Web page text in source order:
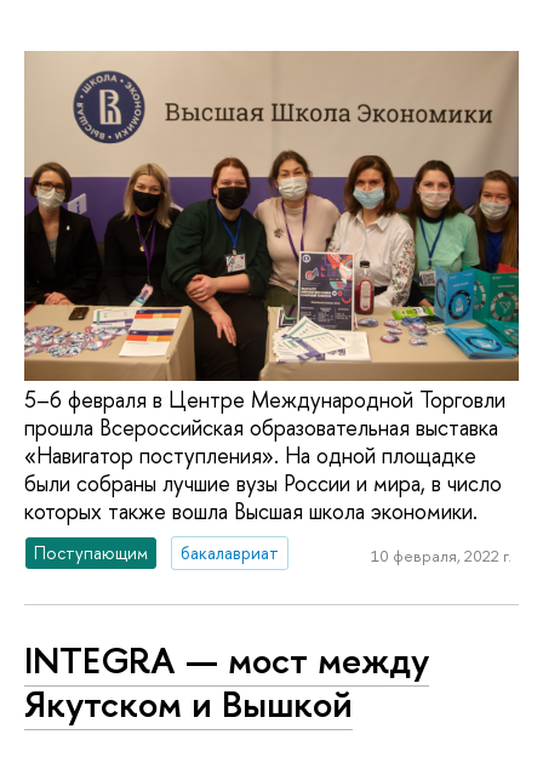
5–6 февраля в Центре Международной Торговли
прошла Всероссийская образовательная выставка
«Навигатор поступления». На одной площадке
были собраны лучшие вузы России и мира, в число
которых также вошла Высшая школа экономики.
Поступающим бакалавриат 10 февраля, 2022 г.
INTEGRA — мост между
Якутском и Вышкой